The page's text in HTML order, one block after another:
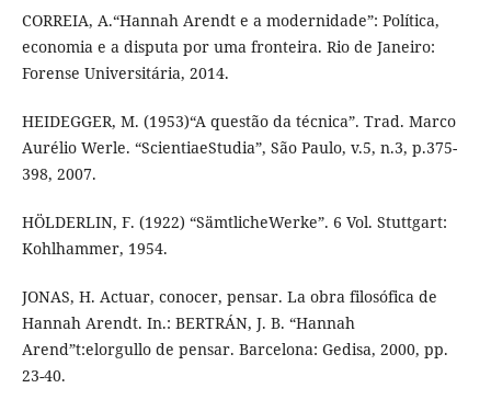
CORREIA, A.“Hannah Arendt e a modernidade”: Política,
economia e a disputa por uma fronteira. Rio de Janeiro:
Forense Universitária, 2014.
HEIDEGGER, M. (1953)“A questão da técnica”. Trad. Marco
Aurélio Werle. “ScientiaeStudia”, São Paulo, v.5, n.3, p.375-
398, 2007.
HÖLDERLIN, F. (1922) “SämtlicheWerke”. 6 Vol. Stuttgart:
Kohlhammer, 1954.
JONAS, H. Actuar, conocer, pensar. La obra filosófica de
Hannah Arendt. In.: BERTRÁN, J. B. “Hannah
Arend”t:elorgullo de pensar. Barcelona: Gedisa, 2000, pp.
23-40.